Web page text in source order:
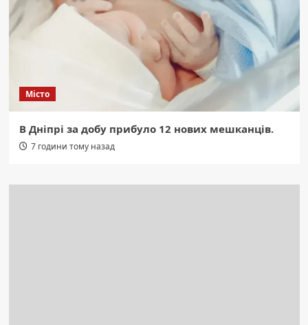
Місто
В Дніпрі за добу прибуло 12 нових мешканців.
7 години тому назад